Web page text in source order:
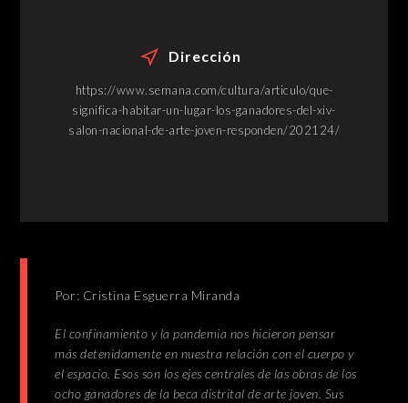
Dirección
https://www.semana.com/cultura/articulo/que-
significa-habitar-un-lugar-los-ganadores-del-xiv-
salon-nacional-de-arte-joven-responden/202124/
Por: Cristina Esguerra Miranda
El confinamiento y la pandemia nos hicieron pensar
más detenidamente en nuestra relación con el cuerpo y
el espacio. Esos son los ejes centrales de las obras de los
ocho ganadores de la beca distrital de arte joven. Sus